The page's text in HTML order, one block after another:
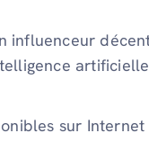
influenceur
sur